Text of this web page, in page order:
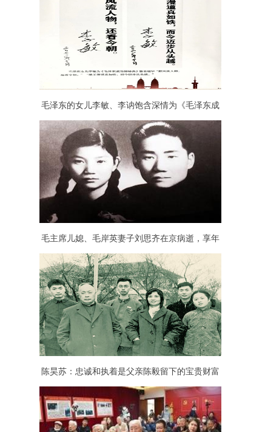
毛泽东的女儿李敏、李讷饱含深情为《毛泽东成
功的秘诀》一书题字
毛主席儿媳、毛岸英妻子刘思齐在京病逝，享年
92岁
陈昊苏：忠诚和执着是父亲陈毅留下的宝贵财富